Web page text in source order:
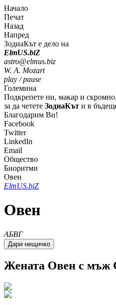
Начало
Печат
Назад
Напред
ЗодиаКът е дело на
ElmUS.biZ
astro@elmus.biz
W. A. Mozart
play / pause
Големина
Подкрепете ни, макар и скромно,
за да четете ЗодиаКът и в
Благодарим Ви!
Facebook
Twitter
LinkedIn
Email
Общество
Биоритми
Овен
ElmUS.biZ
Овен
AБВГ
Жената Овен с мъж